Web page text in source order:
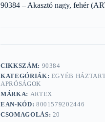
90384 – Akasztó nagy, fehér
CIKKSZÁM: 90384
KATEGÓRIÁK: EGYÉB
APRÓSÁGOK
MÁRKA: ARTEX
EAN-KÓD: 8001579202446
CSOMAGOLÁS: 20